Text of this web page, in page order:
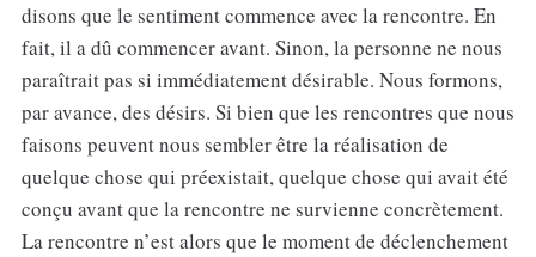
disons que le sentiment commence avec la rencontre. En
fait, il a dû commencer avant. Sinon, la personne ne nous
paraîtrait pas si immédiatement désirable. Nous formons,
par avance, des désirs. Si bien que les rencontres que nous
faisons peuvent nous sembler être la réalisation de
quelque chose qui préexistait, quelque chose qui avait été
conçu avant que la rencontre ne survienne concrètement.
La rencontre n’est alors que le moment de déclenchement